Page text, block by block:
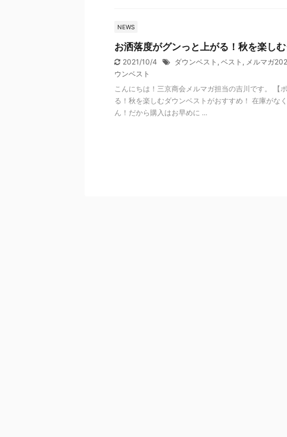
NEWS
お洒落度がグンっと上がる！秋を楽し
2021/10/4 ダウンベスト , ベスト , メルマガ
ウンベスト
こんにちは！三京商会メルマガ担当の吉川です。 【
る！秋を楽しむダウンベストがおすすめ！ 在庫がな
ん！だから購入はお早めに ...